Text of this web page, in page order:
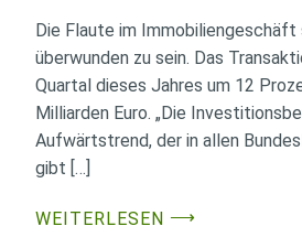
Die Flaute im
überwunden zu sein. Das
Quartal dieses Jahres um 12
Milliarden Euro. „Die
Aufwärtstrend, der in allen
gibt […]
WEITERLESEN ⟶